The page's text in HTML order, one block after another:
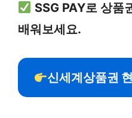
SSG PAY로 상품
배워보세요.
신세계상품권